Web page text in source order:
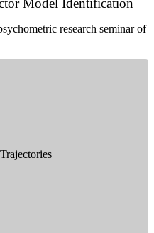
research seminar of